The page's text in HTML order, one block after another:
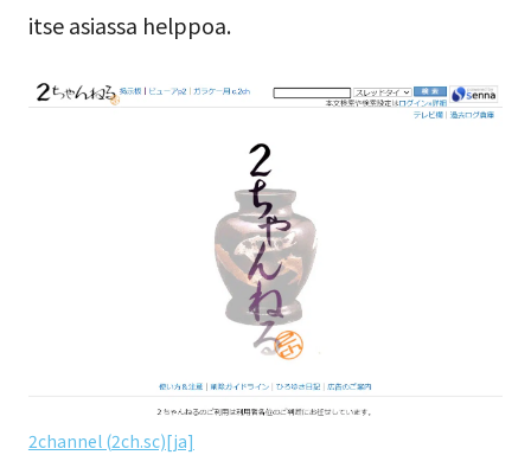
itse asiassa helppoa.
2channel (2ch.sc)[ja]